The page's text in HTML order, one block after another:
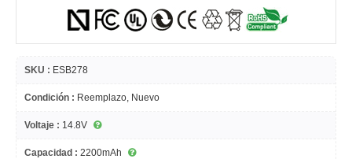
SKU : ESB278
Condición : Reemplazo, Nuevo
Voltaje : 14.8V
Capacidad : 2200mAh